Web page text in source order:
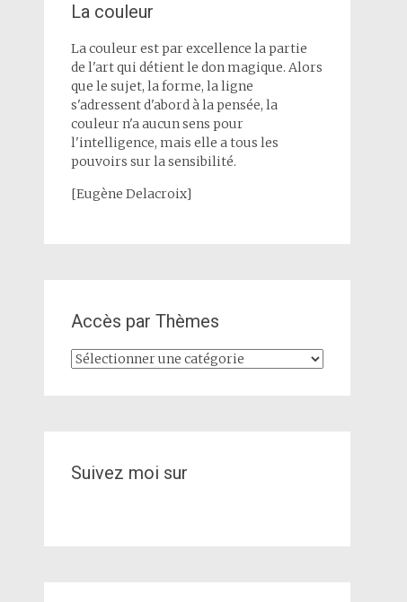
La couleur
La couleur est par excellence la partie
de l'art qui détient le don magique. Alors
que le sujet, la forme, la ligne
s'adressent d'abord à la pensée, la
couleur n'a aucun sens pour
l'intelligence, mais elle a tous les
pouvoirs sur la sensibilité.
[Eugène Delacroix]
Accès par Thèmes
Accès
Suivez moi sur